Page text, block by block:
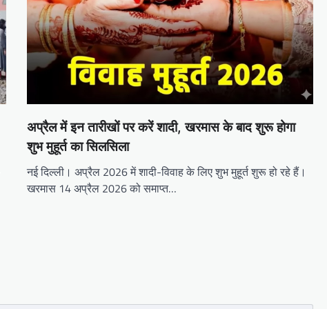
अप्रैल में इन तारीखों पर करें शादी, खरमास के बाद शुरू होगा
शुभ मुहूर्त का सिलसिला
नई दिल्ली। अप्रैल 2026 में शादी-विवाह के लिए शुभ मुहूर्त शुरू हो रहे हैं।
खरमास 14 अप्रैल 2026 को समाप्त…